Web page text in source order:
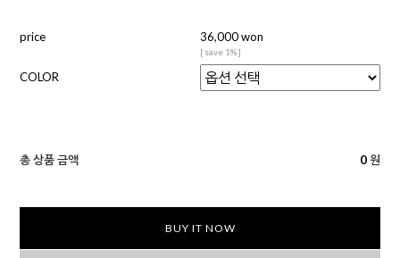
price 36,000 won
[ save 1% ]
COLOR
총 상품 금액 0 원
BUY IT NOW